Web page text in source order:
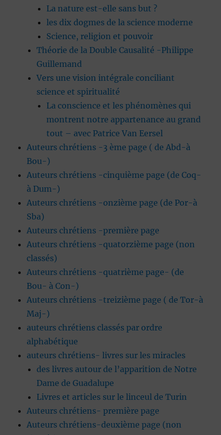
La nature est-elle sans but ?
les dix dogmes de la science moderne
Science, religion et pouvoir
Théorie de la Double Causalité -Philippe
Guillemand
Vers une vision intégrale conciliant
science et spiritualité
La conscience et les phénomènes qui
montrent notre appartenance au grand
tout – avec Patrice Van Eersel
Auteurs chrétiens -3 ème page ( de Abd-à
Bou-)
Auteurs chrétiens -cinquième page (de Coq-
à Dum-)
Auteurs chrétiens -onzième page (de Por-à
Sba)
Auteurs chrétiens -première page
Auteurs chrétiens -quatorzième page (non
classés)
Auteurs chrétiens -quatrième page- (de
Bou- à Con-)
Auteurs chrétiens -treizième page ( de Tor-à
Maj-)
auteurs chrétiens classés par ordre
alphabétique
auteurs chrétiens- livres sur les miracles
des livres autour de l’apparition de Notre
Dame de Guadalupe
Livres et articles sur le linceul de Turin
Auteurs chrétiens- première page
Auteurs chrétiens-deuxième page (non